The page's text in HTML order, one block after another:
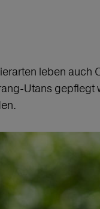
leben auch
Utans